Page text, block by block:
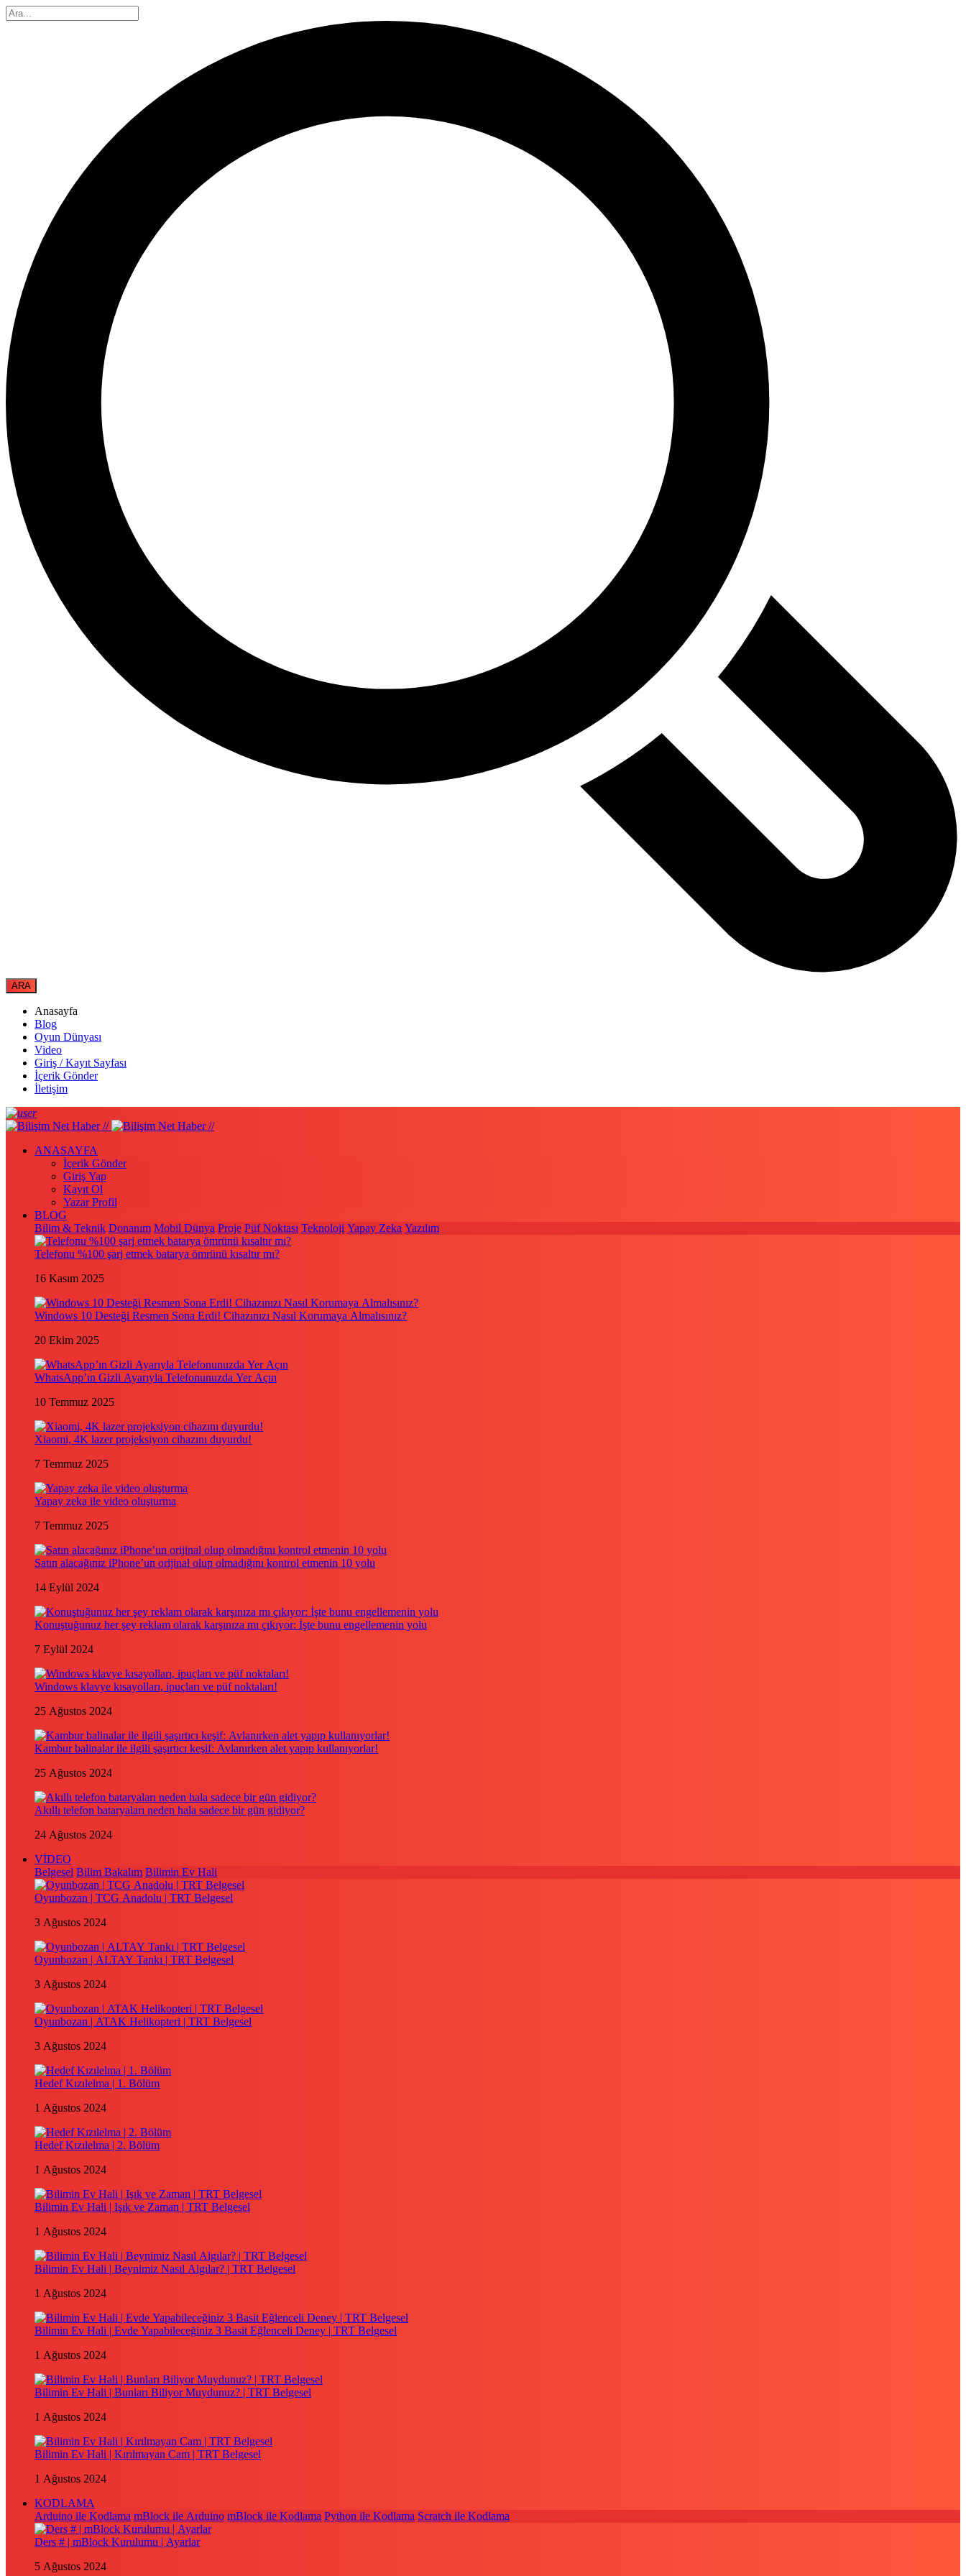
Anasayfa
Blog
Oyun Dünyası
Video
Giriş / Kayıt Sayfası
İçerik Gönder
İletişim
ANASAYFA
İçerik Gönder
Giriş Yap
Kayıt Ol
Yazar Profil
BLOG
Bilim & Teknik Donanım Mobil Dünya Proje Püf Noktası Teknoloji Yapay Zeka Yazılım
Telefonu %100 şarj etmek batarya ömrünü kısaltır mı?
16 Kasım 2025
Windows 10 Desteği Resmen Sona Erdi! Cihazınızı Nasıl Korumaya Almalısınız?
20 Ekim 2025
WhatsApp’ın Gizli Ayarıyla Telefonunuzda Yer Açın
10 Temmuz 2025
Xiaomi, 4K lazer projeksiyon cihazını duyurdu!
7 Temmuz 2025
Yapay zeka ile video oluşturma
7 Temmuz 2025
Satın alacağınız iPhone’un orijinal olup olmadığını kontrol etmenin 10 yolu
14 Eylül 2024
Konuştuğunuz her şey reklam olarak karşınıza mı çıkıyor: İşte bunu engellemenin yolu
7 Eylül 2024
Windows klavye kısayolları, ipuçları ve püf noktaları!
25 Ağustos 2024
Kambur balinalar ile ilgili şaşırtıcı keşif: Avlanırken alet yapıp kullanıyorlar!
25 Ağustos 2024
Akıllı telefon bataryaları neden hala sadece bir gün gidiyor?
24 Ağustos 2024
VİDEO
Belgesel Bilim Bakalım Bilimin Ev Hali
Oyunbozan | TCG Anadolu | TRT Belgesel
3 Ağustos 2024
Oyunbozan | ALTAY Tankı | TRT Belgesel
3 Ağustos 2024
Oyunbozan | ATAK Helikopteri | TRT Belgesel
3 Ağustos 2024
Hedef Kızılelma | 1. Bölüm
1 Ağustos 2024
Hedef Kızılelma | 2. Bölüm
1 Ağustos 2024
Bilimin Ev Hali | Işık ve Zaman | TRT Belgesel
1 Ağustos 2024
Bilimin Ev Hali | Beynimiz Nasıl Algılar? | TRT Belgesel
1 Ağustos 2024
Bilimin Ev Hali | Evde Yapabileceğiniz 3 Basit Eğlenceli Deney | TRT Belgesel
1 Ağustos 2024
Bilimin Ev Hali | Bunları Biliyor Muydunuz? | TRT Belgesel
1 Ağustos 2024
Bilimin Ev Hali | Kırılmayan Cam | TRT Belgesel
1 Ağustos 2024
KODLAMA
Arduino ile Kodlama mBlock ile Arduino mBlock ile Kodlama Python ile Kodlama Scratch ile Kodlama
Ders # | mBlock Kurulumu | Ayarlar
5 Ağustos 2024